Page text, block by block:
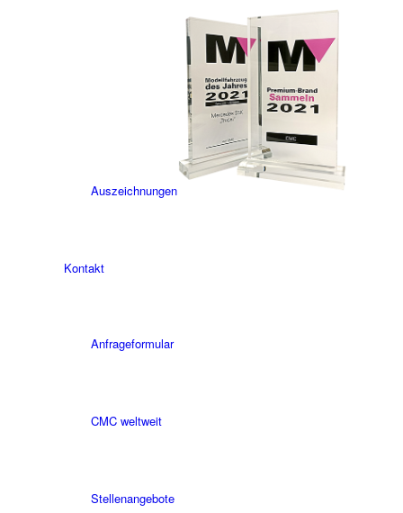
Auszeichnungen
Kontakt
Anfrageformular
CMC weltweit
Stellenangebote